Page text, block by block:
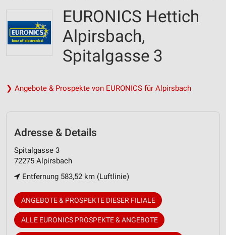
EURONICS Hettich
Alpirsbach,
Spitalgasse 3
❯ Angebote & Prospekte von EURONICS für Alpirsbach
Adresse & Details
Spitalgasse 3
72275 Alpirsbach
Entfernung 583,52 km (Luftlinie)
ANGEBOTE & PROSPEKTE DIESER FILIALE
ALLE EURONICS PROSPEKTE & ANGEBOTE